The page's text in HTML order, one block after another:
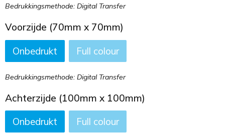
Bedrukkingsmethode: Digital Transfer
Voorzijde (70mm x 70mm)
Onbedrukt
Full colour
Bedrukkingsmethode: Digital Transfer
Achterzijde (100mm x 100mm)
Onbedrukt
Full colour